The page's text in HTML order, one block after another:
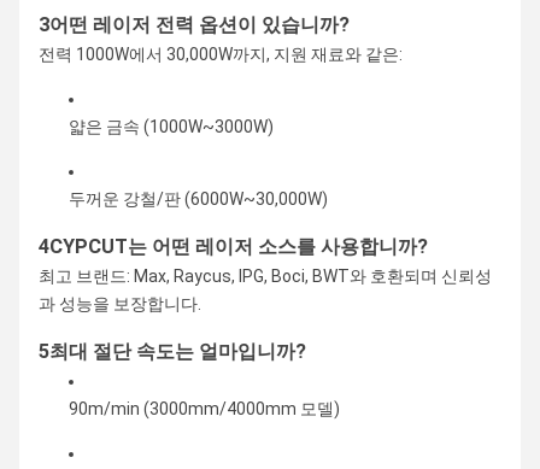
3어떤 레이저 전력 옵션이 있습니까?
전력 1000W에서 30,000W까지, 지원 재료와 같은:
얇은 금속 (1000W~3000W)
두꺼운 강철/판 (6000W~30,000W)
4CYPCUT는 어떤 레이저 소스를 사용합니까?
최고 브랜드: Max, Raycus, IPG, Boci, BWT와 호환되며 신뢰성
과 성능을 보장합니다.
5최대 절단 속도는 얼마입니까?
90m/min (3000mm/4000mm 모델)